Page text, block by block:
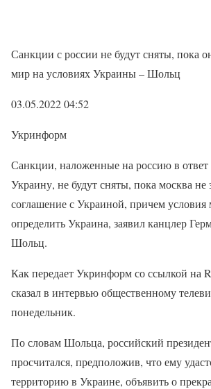
Санкции с россии не будут сняты, пока
мир на условиях Украины – Шольц
03.05.2022 04:52
Укринформ
Санкции, наложенные на россию в ответ
Украину, не будут сняты, пока москва
соглашение с Украиной, причем
определить Украина, заявил канцлер
Шольц.
Как передает Укринформ со ссылкой на
сказал в интервью общественному
понедельник.
По словам Шольца, российский
просчитался, предположив, что ему
территорию в Украине, объявить о